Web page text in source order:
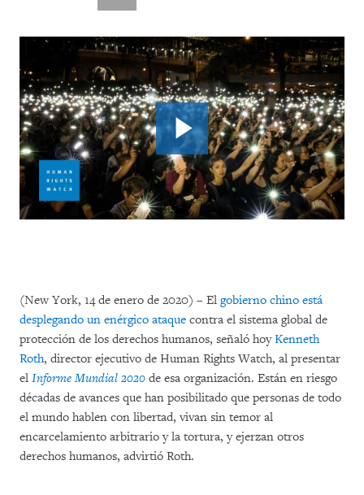
(New York, 14 de enero de 2020) – El gobierno chino está
desplegando un enérgico ataque contra el sistema global de
protección de los derechos humanos, señaló hoyKenneth
Roth, director ejecutivo de Human Rights Watch, al presentar
el Informe Mundial 2020 de esa organización. Están en riesgo
décadas de avances que han posibilitado que personas de todo
el mundo hablen con libertad, vivan sin temor al
encarcelamiento arbitrario y la tortura, y ejerzan otros
derechos humanos, advirtió Roth.